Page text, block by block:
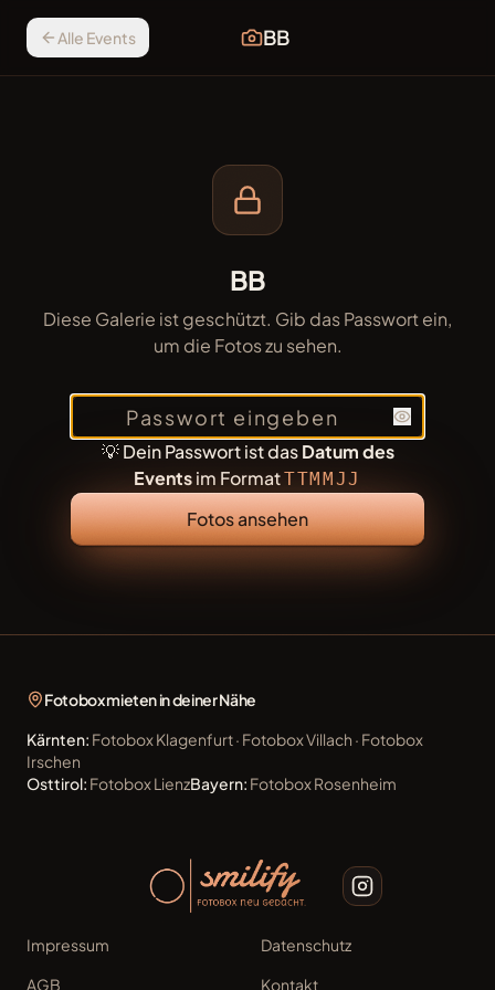
Alle Events BB
BB
Diese Galerie ist geschützt. Gib das Passwort ein,
um die Fotos zu sehen.
💡 Dein Passwort ist dasDatum des
Eventsim FormatTTMMJJ
Fotos ansehen
Fotobox mieten in deiner Nähe
Kärnten: FotoboxKlagenfurt· FotoboxVillach · Fotobox
Irschen
Osttirol: FotoboxLienzBayern: FotoboxRosenheim
Impressum
Datenschutz
AGB
Kontakt